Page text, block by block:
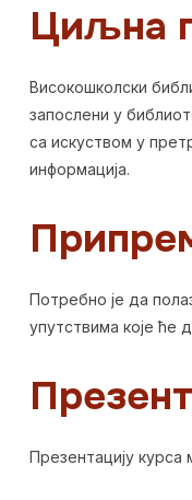
Циљна
Високошколски
запослени у
са искуством у
информација.
Потребно је да
упутствима које ће
Презентацију